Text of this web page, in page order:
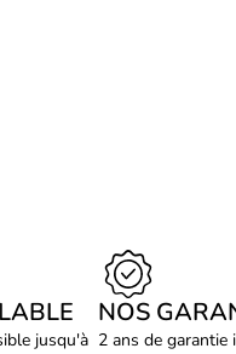
jusqu'à
NOS
2 ans de